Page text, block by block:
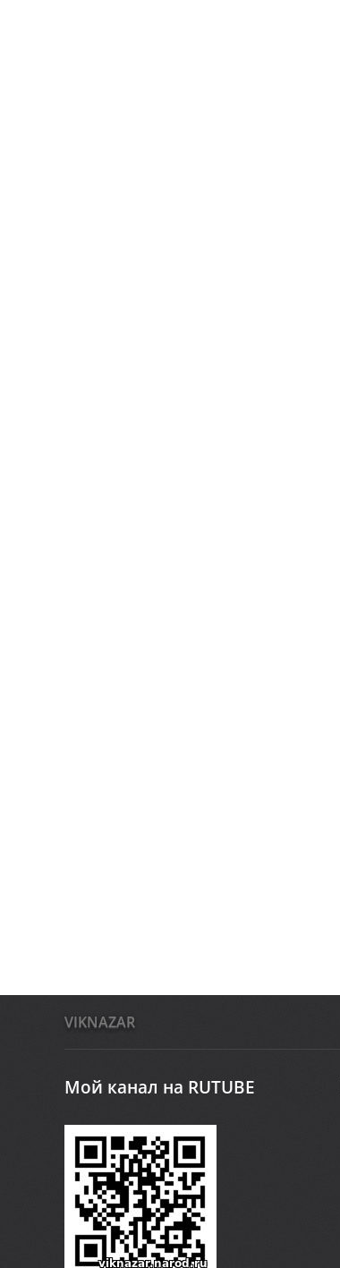
VIKNAZAR
Мой канал на RUTUBE